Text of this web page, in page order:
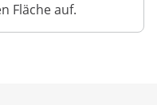
Fläche auf.